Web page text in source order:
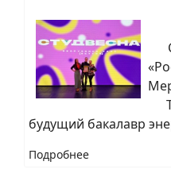
С
будущий бакалавр
Подробнее